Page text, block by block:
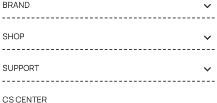
BRAND
SHOP
SUPPORT
CS CENTER